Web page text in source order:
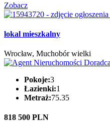
Zobacz
lokal mieszkalny
Wrocław, Muchobór wielki
Pokoje:3
Łazienki:1
Metraż:75.35
818 500 PLN